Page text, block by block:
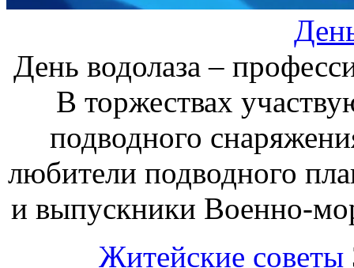
День водолаза –
В торжествах
подводного
любители подводного
и выпускники Военно-
Житейские советы